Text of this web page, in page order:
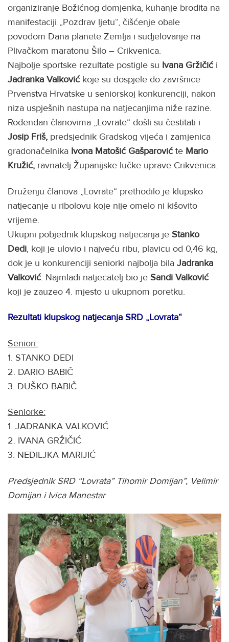
organiziranje Božićnog domjenka, kuhanje brodita na
manifestaciji „Pozdrav ljetu“, čišćenje obale
povodom Dana planete Zemlja i sudjelovanje na
Plivačkom maratonu Šilo – Crikvenica.
Najbolje sportske rezultate postigle su Ivana Gržičići
Jadranka Valkovićkoje su dospjele do završnice
Prvenstva Hrvatske u seniorskoj konkurenciji, nakon
niza uspješnih nastupa na natjecanjima niže razine.
Rođendan članovima „Lovrate“ došli su čestitati i
Josip Friš, predsjednik Gradskog vijeća i zamjenica
gradonačelnika Ivona Matošić Gašparovićte Mario
Kružić, ravnatelj Županijske lučke uprave Crikvenica.
Druženju članova „Lovrate“ prethodilo je klupsko
natjecanje u ribolovu koje nije omelo ni kišovito
vrijeme.
Ukupni pobjednik klupskog natjecanja je Stanko
Dedi, koji je ulovio i najveću ribu, plavicu od 0,46 kg,
dok je u konkurenciji seniorki najbolja bila Jadranka
Valković. Najmlađi natjecatelj bio je Sandi Valković
koji je zauzeo 4. mjesto u ukupnom poretku.
Rezultati klupskog natjecanja SRD „Lovrata“
Seniori:
1. STANKO DEDI
2. DARIO BABIČ
3. DUŠKO BABIČ
Seniorke:
1. JADRANKA VALKOVIĆ
2. IVANA GRŽIČIĆ
3. NEDILJKA MARIJIĆ
Predsjednik SRD “Lovrata” Tihomir Domijan”, Velimir
Domijan i Ivica Manestar